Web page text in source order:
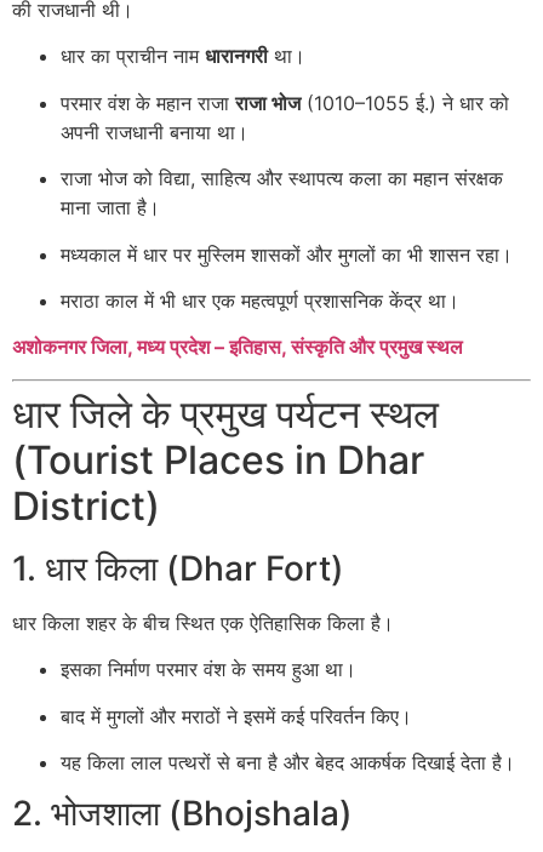
की राजधानी थी।
धार का प्राचीन नाम धारानगरीथा।
परमार वंश के महान राजाराजा भोज(1010–1055 ई.) ने धार को
अपनी राजधानी बनाया था।
राजा भोज को विद्या, साहित्य और स्थापत्य कला का महान संरक्षक
माना जाता है।
मध्यकाल में धार पर मुस्लिम शासकों और मुगलों का भी शासन रहा।
मराठा काल में भी धार एक महत्वपूर्ण प्रशासनिक केंद्र था।
अशोकनगर जिला, मध्य प्रदेश – इतिहास, संस्कृति और प्रमुख स्थल
धार जिले के प्रमुख पर्यटन स्थल
(Tourist Places in Dhar
District)
1. धार किला (Dhar Fort)
धार किला शहर के बीच स्थित एक ऐतिहासिक किला है।
इसका निर्माण परमार वंश के समय हुआ था।
बाद में मुगलों और मराठों ने इसमें कई परिवर्तन किए।
यह किला लाल पत्थरों से बना है और बेहद आकर्षक दिखाई देता है।
2. भोजशाला (Bhojshala)